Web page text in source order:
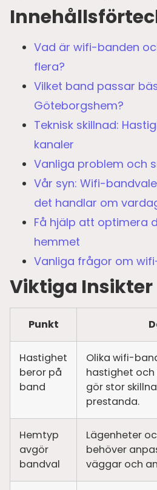
Vad är wifi-banden
flera?
Vilket band passar
Göteborgshem?
Teknisk skillnad:
kanaler
Vanliga problem och
Vår syn: Wifi-
det handlar om
Få hjälp att optimera
hemmet
Vanliga frågor om
Viktiga Insikter
Punkt
Hastighet
beror på
band
Olika wifi-
hastighet
gör stor
prestanda.
Hemtyp
avgör
bandval
Lägenheter
behöver
väggar och